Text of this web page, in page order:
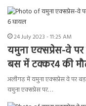
24 July 2023 - 11:25 AM
यमुना एक्सप्रेस-वे
बस में टक्कर4 की
अलीगढ़ में यमुना एक्सप्रेस वे पर
यमुना एक्सप्रेस पर…